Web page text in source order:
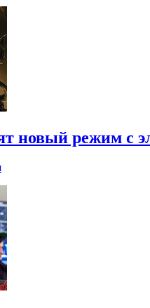
новый режим с